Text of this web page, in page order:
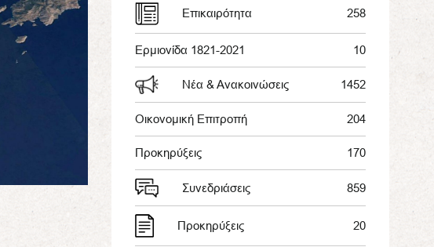
Επικαιρότητα 258
Ερμιονίδα 1821-2021 10
Νέα & Ανακοινώσεις 1452
Οικονομική Επιτροπή 204
Προκηρύξεις 170
Συνεδριάσεις 859
Προκηρύξεις 20